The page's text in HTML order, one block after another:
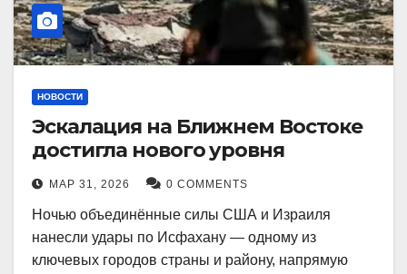
НОВОСТИ
Эскалация на Ближнем Востоке
достигла нового уровня
МАР 31, 2026 0 COMMENTS
Ночью объединённые силы США и Израиля
нанесли удары по Исфахану — одному из
ключевых городов страны и району, напрямую